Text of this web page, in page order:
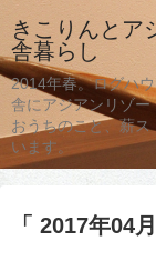
きこりんとア
舎暮らし
2014年春。ログハ
舎にアジアンリゾ
おうちのこと、薪
います。
「 2017年04